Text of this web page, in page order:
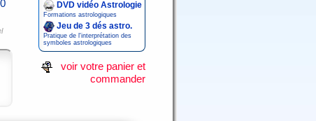
DVD vidéo Astrologie
Formations astrologiques
Jeu de 3 dés astro.
Pratique de l'interprétation des
symboles astrologiques
voir votre panier et
commander